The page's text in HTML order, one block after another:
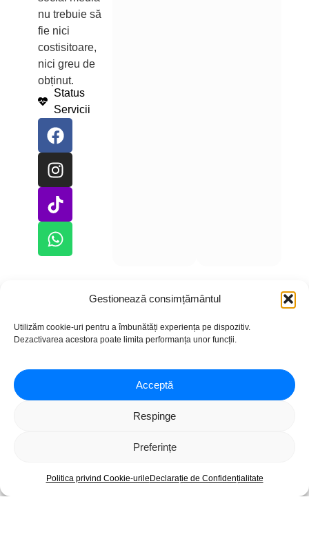
Gestionează consimțământul
Utilizăm cookie-uri pentru a îmbunătăți experiența pe dispozitiv.
Dezactivarea acestora poate limita performanța unor funcții.
Acceptă
Respinge
Preferințe
Politica privind Cookie-urile Declarație de Confidențialitate
nu trebuie să
fie nici
costisitoare,
nici greu de
obținut.
Status
Servicii
Copyright © 2026 – CumparLike.ro